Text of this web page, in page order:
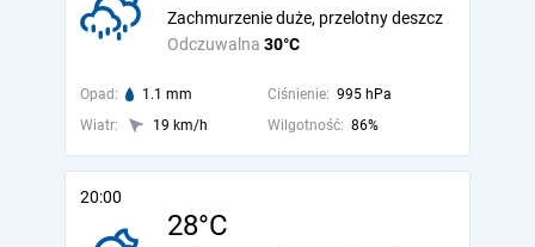
Odczuwalna 30°C
Zachmurzenie duże, przelotny deszcz
Opad: 1.1 mm Ciśnienie: 995 hPa
Wiatr:
19 km/h Wilgotność: 86%
20:00
28°C